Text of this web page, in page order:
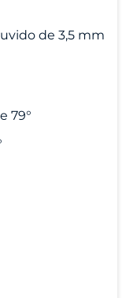
de 3,5 mm
79°